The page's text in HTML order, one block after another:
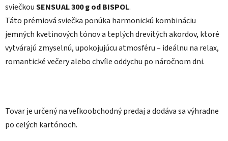
sviečkouSENSUAL 300 g od BISPOL.
Táto prémiová sviečka ponúka harmonickú kombináciu
jemných kvetinových tónov a teplých drevitých akordov, ktoré
vytvárajú zmyselnú, upokojujúcu atmosféru – ideálnu na relax,
romantické večery alebo chvíle oddychu po náročnom dni.
Tovar je určený na veľkoobchodný predaj a dodáva sa výhradne
po celých kartónoch.